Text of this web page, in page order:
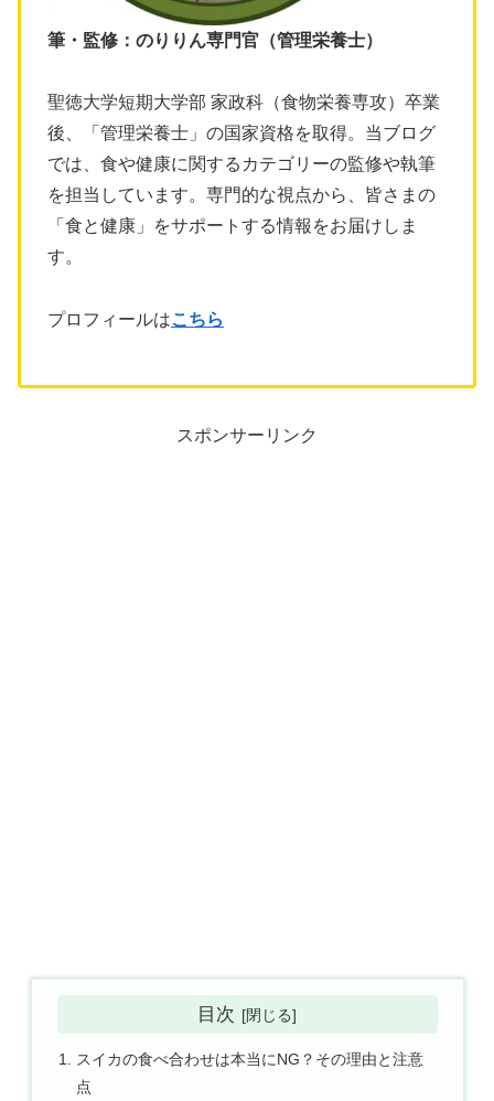
筆・監修：のりりん専門官（管理栄養士）
聖徳大学短期大学部 家政科（食物栄養専攻）卒業
後、「管理栄養士」の国家資格を取得。当ブログ
では、食や健康に関するカテゴリーの監修や執筆
を担当しています。専門的な視点から、皆さまの
「食と健康」をサポートする情報をお届けしま
す。
プロフィールはこちら
スポンサーリンク
目次
スイカの食べ合わせは本当にNG？その理由と注意
点